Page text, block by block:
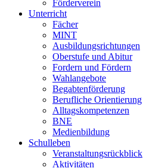
Förderverein
Unterricht
Fächer
MINT
Ausbildungsrichtungen
Oberstufe und Abitur
Fordern und Fördern
Wahlangebote
Begabtenförderung
Berufliche Orientierung
Alltagskompetenzen
BNE
Medienbildung
Schulleben
Veranstaltungsrückblick
Aktivitäten